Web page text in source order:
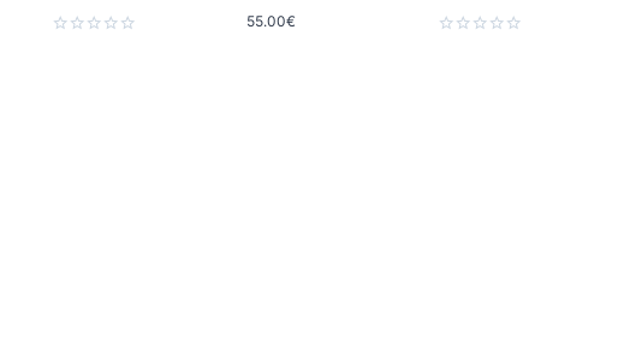
55.00€